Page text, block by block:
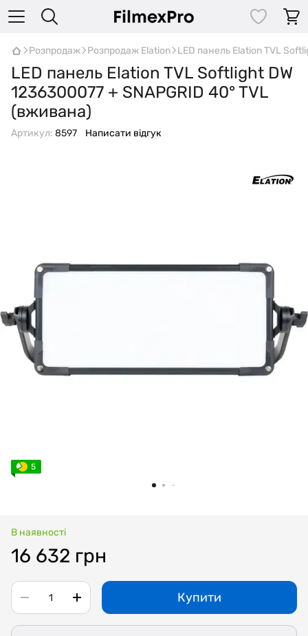
Розпродаж Розпродаж Elation LED панель Elation TVL
LED панель Elation TVL Softlight DW
1236300077 + SNAPGRID 40° TVL
(вживана)
Артикул: 8597 Написати відгук
5
В наявності
16 632 грн
Купити